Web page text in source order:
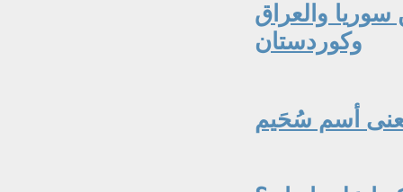
سوريا والعراق
وكوردستان
معنى أسم سُحَيم